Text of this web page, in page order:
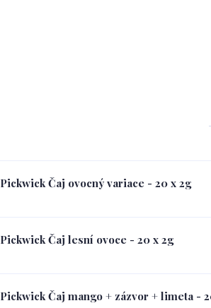
Pickwick Čaj ovocný variace - 20 x 2g
Pickwick Čaj lesní ovoce - 20 x 2g
Pickwick Čaj mango + zázvor + limeta -